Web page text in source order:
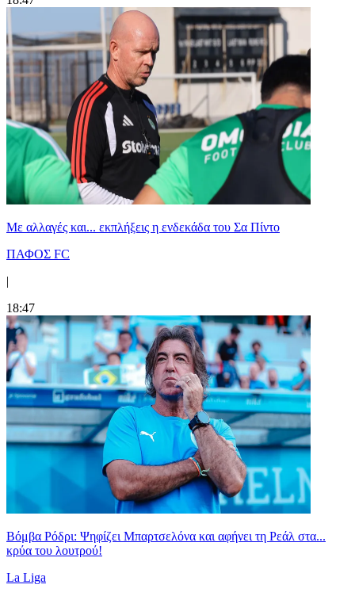
Με αλλαγές και... εκπλήξεις η ενδεκάδα του Σα Πίντο
ΠΑΦΟΣ FC
|
18:47
Βόμβα Ρόδρι: Ψηφίζει Μπαρτσελόνα και αφήνει τη Ρεάλ στα...
κρύα του λουτρού!
La Liga